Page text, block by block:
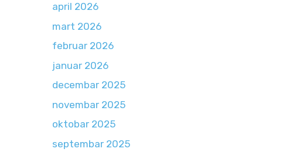
april 2026
mart 2026
februar 2026
januar 2026
decembar 2025
novembar 2025
oktobar 2025
septembar 2025